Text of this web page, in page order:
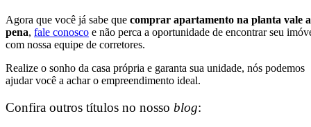
Agora que você já sabe que comprar apartamento na planta vale a
pena, fale conosco e não perca a oportunidade de encontrar seu
com nossa equipe de corretores.
Realize o sonho da casa própria e garanta sua unidade, nós podemos
ajudar você a achar o empreendimento ideal.
Confira outros títulos no nosso blog: